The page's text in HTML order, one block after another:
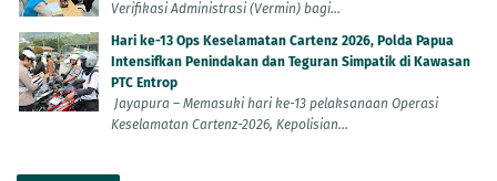
Verifikasi Administrasi (Vermin) bagi...
Hari ke-13 Ops Keselamatan Cartenz 2026, Polda Papua
Intensifkan Penindakan dan Teguran Simpatik di Kawasan
PTC Entrop
Jayapura – Memasuki hari ke-13 pelaksanaan Operasi
Keselamatan Cartenz-2026, Kepolisian...